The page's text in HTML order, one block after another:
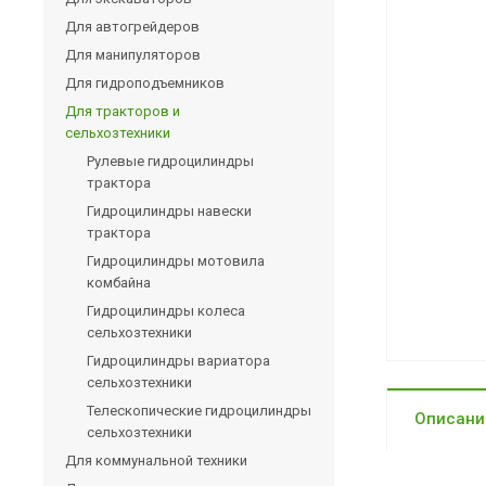
Для автогрейдеров
Для манипуляторов
Для гидроподъемников
Для тракторов и
сельхозтехники
Рулевые гидроцилиндры
трактора
Гидроцилиндры навески
трактора
Гидроцилиндры мотовила
комбайна
Гидроцилиндры колеса
сельхозтехники
Гидроцилиндры вариатора
сельхозтехники
Телескопические гидроцилиндры
сельхозтехники
Для коммунальной техники